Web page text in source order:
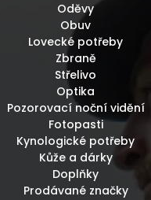
Oděvy
Obuv
Lovecké potřeby
Zbraně
Střelivo
Optika
Pozorovací noční vidění
Fotopasti
Kynologické potřeby
Kůže a dárky
Doplňky
Prodávané značky